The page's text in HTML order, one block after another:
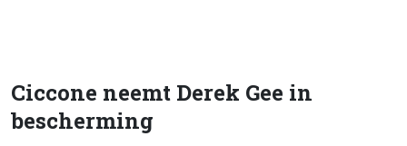
Ciccone neemt Derek Gee in
bescherming